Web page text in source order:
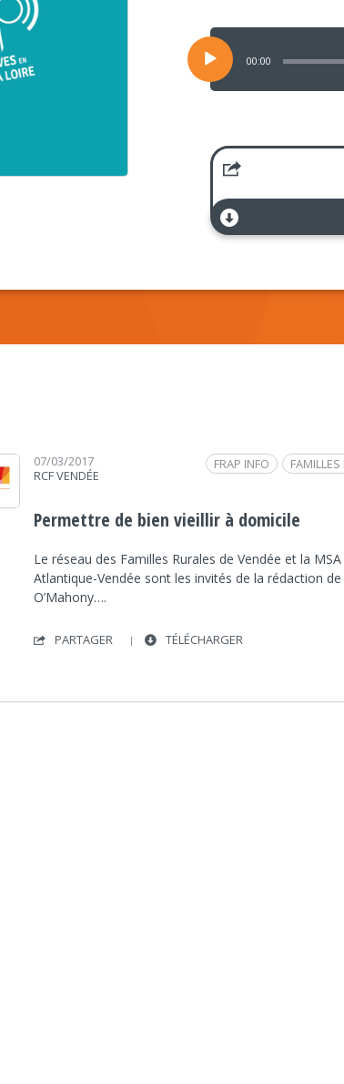
Lecteur
audio
00:00
07/03/2017
RCF VENDÉE
FRAP INFO
Permettre de bien vieillir à domicile
Le réseau des Familles Rurales de Vendée et la
Atlantique-Vendée sont les invités de la rédaction de
O’Mahony….
PARTAGER
TÉLÉCHARGER